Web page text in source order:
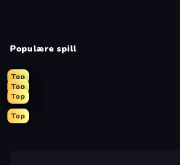
Populære spill
Top
Top
Top
Top